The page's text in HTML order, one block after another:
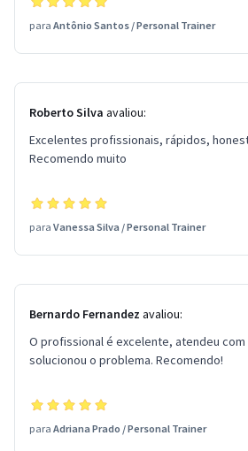
para Antônio Santos /Personal Trainer
Roberto Silva avaliou:
Excelentes profissionais, rápidos,
Recomendo muito
para Vanessa Silva /Personal Trainer
Bernardo Fernandez avaliou:
O profissional é excelente, atendeu
solucionou o problema. Recomendo!
para Adriana Prado /Personal Trainer